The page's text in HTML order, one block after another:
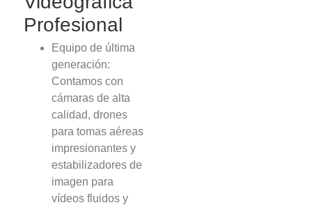
Profesional
Equipo de última
generación:
Contamos con
cámaras de alta
calidad, drones
para tomas aéreas
impresionantes y
estabilizadores de
imagen para
vídeos fluidos y